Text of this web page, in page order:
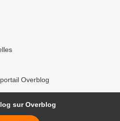
Overblog
sur Overblog